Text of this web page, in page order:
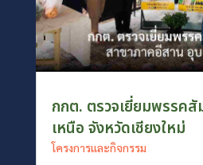
กกต. ตรวจเยี่ยมพรรคสั
เหนือ จังหวัดเชียงใหม่
โครงการและกิจกรรม